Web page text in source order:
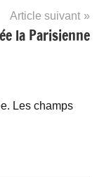
Article suivant
la Parisienne
Les champs